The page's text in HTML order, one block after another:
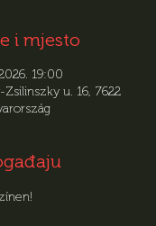
i mjesto
19:00
Zsilinszky u. 16, 7622